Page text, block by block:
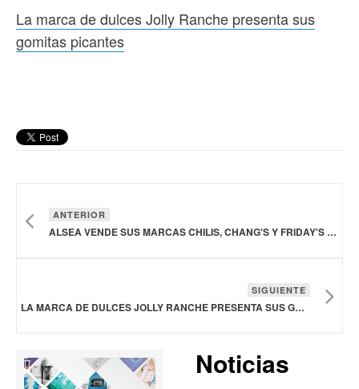
La marca de dulces Jolly Ranche presenta sus
gomitas picantes
ANTERIOR
ALSEA VENDE SUS MARCAS CHILIS, CHANG'S Y FRIDAY'S EN CHILE Y ESPAÑA
SIGUIENTE
LA MARCA DE DULCES JOLLY RANCHE PRESENTA SUS GOMITAS PICANTES
Noticias